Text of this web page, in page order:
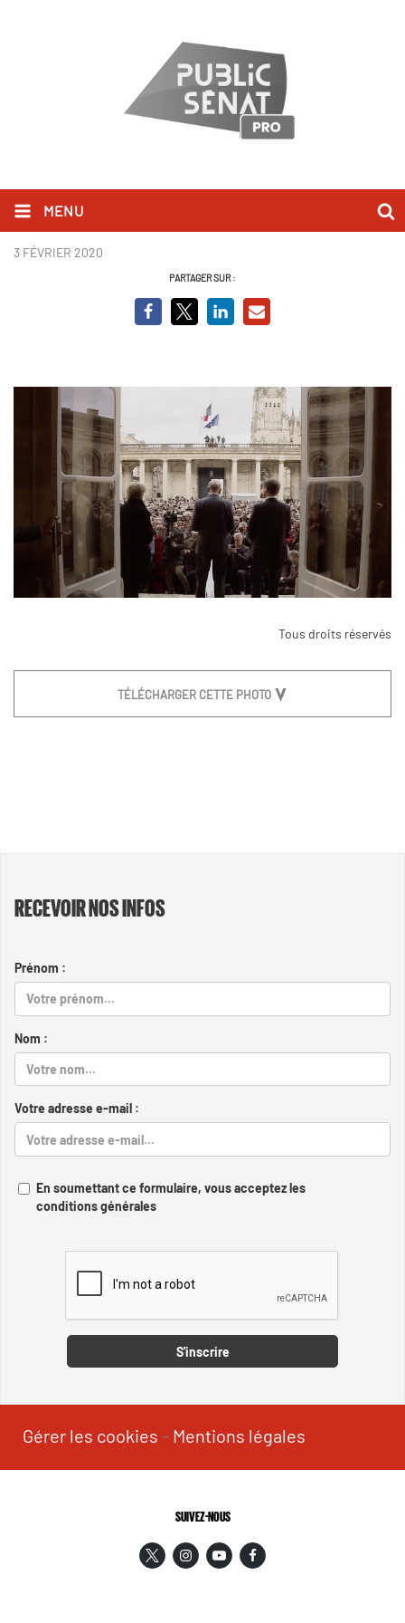
MENU
Alain Juppé - Grand Barons .png
3 FÉVRIER 2020
PARTAGER SUR :
Tous droits réservés
TÉLÉCHARGER CETTE PHOTO
RECEVOIR NOS INFOS
Prénom :
Nom :
Votre adresse e-mail :
En soumettant ce formulaire, vous acceptez les
conditions générales
S'inscrire
Gérer les cookies - Mentions légales
SUIVEZ-NOUS